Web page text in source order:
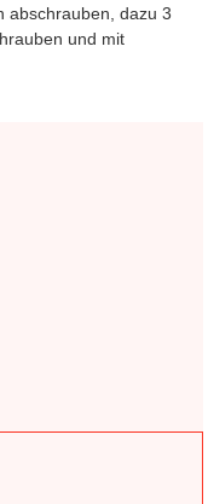
abschrauben, dazu 3
und mit